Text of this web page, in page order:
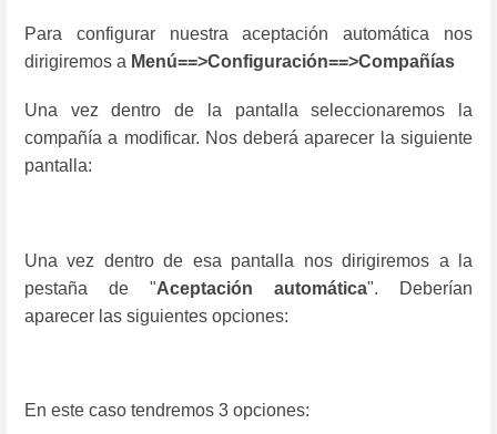
Para configurar nuestra aceptación automática nos
dirigiremos a Menú==>Configuración==>Compañías
Una vez dentro de la pantalla seleccionaremos la
compañía a modificar. Nos deberá aparecer la siguiente
pantalla:
Una vez dentro de esa pantalla nos dirigiremos a la
pestaña de "Aceptación automática". Deberían
aparecer las siguientes opciones:
En este caso tendremos 3 opciones: